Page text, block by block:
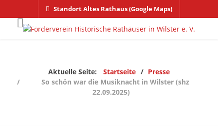
Standort Altes Rathaus (Google Maps)
Aktuelle Seite: Startseite
Presse
So schön war die Musiknacht in Wilster (shz
22.09.2025)